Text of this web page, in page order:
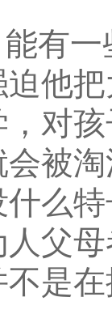
有
他
对
被
么
父
是